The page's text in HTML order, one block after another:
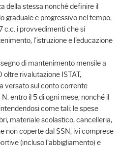
della stessa nonché definire il
graduale e progressivo nel tempo;
c.c. i provvedimenti che si
l'istruzione e l'educazione
di mantenimento mensile a
oltre rivalutazione ISTAT,
versato sul conto corrente
entro il 5 di ogni mese, nonché il
come tali: le spese
materiale scolastico, cancelleria,
non coperte dal SSN, ivi comprese
(incluso l'abbigliamento) e